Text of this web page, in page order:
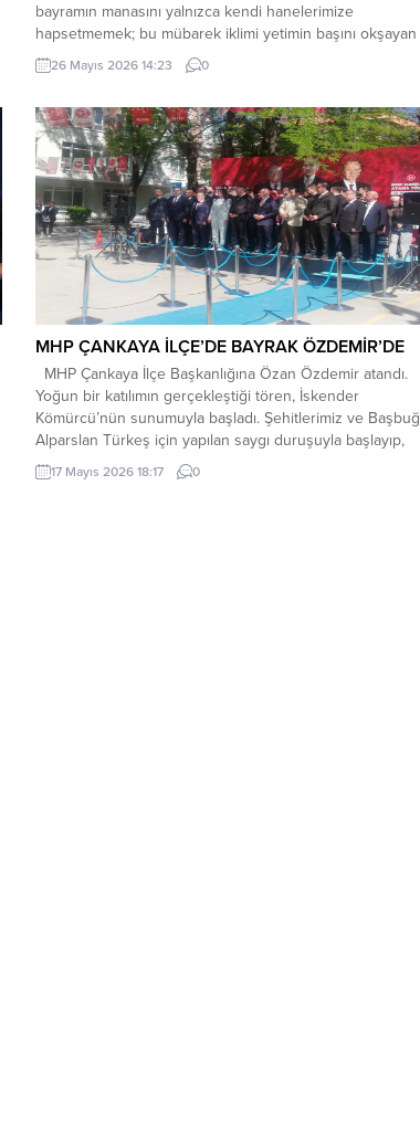
bayramın manasını yalnızca kendi hanelerimize
hapsetmemek; bu mübarek iklimi yetimin başını okşayan
ele, yoksulun sofrasına uzanan lokmaya, yaşlının duasını
alan güler yüze, yalnızın kapısını çalan muhabbete
değil; yüzü gülsün diye bekleyenlerin de bayramıdır.
Bayram, yalnızca varlık içinde...
26 Mayıs 2026 14:23 0
MHP ÇANKAYA İLÇE’DE BAYRAK ÖZDEMİR’DE
MHP Çankaya İlçe Başkanlığına Özan Özdemir atandı.
Yoğun bir katılımın gerçekleştiği tören, İskender
Kömürcü’nün sunumuyla başladı. Şehitlerimiz ve Başbuğ
Alparslan Türkeş için yapılan saygı duruşuyla başlayıp,
İstiklal Marşımız ve Kuran-ı Kerim okunmasıyla devam
etti. Yeni İlçe Başkanı Ozan Özdemir kürsüye gelerek
17 Mayıs 2026 18:17 0